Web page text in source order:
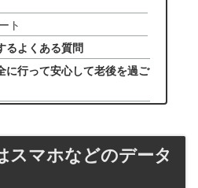
ト
るよくある質問
に行って安心して老後を過ご
スマホなどのデータ